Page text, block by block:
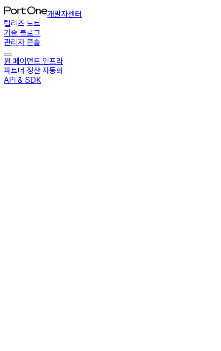
개발자센터
릴리즈 노트
기술 블로그
관리자 콘솔
원 페이먼트 인프라
파트너 정산 자동화
API & SDK